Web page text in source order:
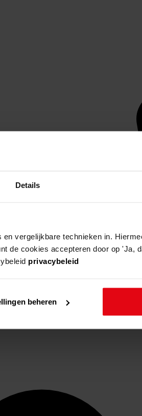
Details
vergelijkbare technieken in.
de cookies accepteren door op 'Ja,
privacybeleid
beheren